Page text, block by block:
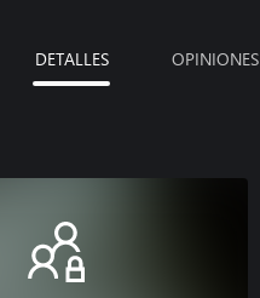
DETALLES OPINIONES